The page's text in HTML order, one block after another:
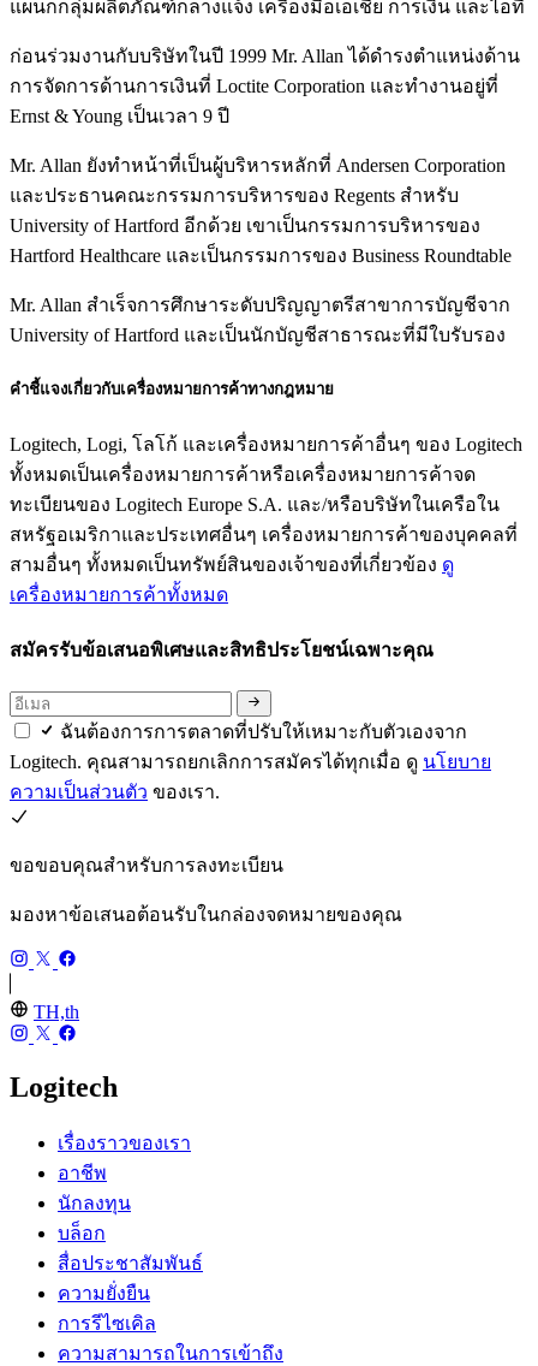
แผนกกลุ่มผลิตภัณฑ์กลางแจ้ง เครื่องมือเอเชีย การเงิน และไอที
ก่อนร่วมงานกับบริษัทในปี 1999 Mr. Allan ได้ดำรงตำแหน่งด้าน
การจัดการด้านการเงินที่ Loctite Corporation และทำงานอยู่ที่
Ernst & Young เป็นเวลา 9 ปี
Mr. Allan ยังทำหน้าที่เป็นผู้บริหารหลักที่ Andersen Corporation
และประธานคณะกรรมการบริหารของ Regents สำหรับ
University of Hartford อีกด้วย เขาเป็นกรรมการบริหารของ
Hartford Healthcare และเป็นกรรมการของ Business Roundtable
Mr. Allan สำเร็จการศึกษาระดับปริญญาตรีสาขาการบัญชีจาก
University of Hartford และเป็นนักบัญชีสาธารณะที่มีใบรับรอง
คำชี้แจงเกี่ยวกับเครื่องหมายการค้าทางกฎหมาย
Logitech, Logi, โลโก้ และเครื่องหมายการค้าอื่นๆ ของ Logitech
ทั้งหมดเป็นเครื่องหมายการค้าหรือเครื่องหมายการค้าจด
ทะเบียนของ Logitech Europe S.A. และ/หรือบริษัทในเครือใน
สหรัฐอเมริกาและประเทศอื่นๆ เครื่องหมายการค้าของบุคคลที่
สามอื่นๆ ทั้งหมดเป็นทรัพย์สินของเจ้าของที่เกี่ยวข้อง ดู
เครื่องหมายการค้าทั้งหมด
สมัครรับข้อเสนอพิเศษและสิทธิประโยชน์เฉพาะคุณ
ฉันต้องการการตลาดที่ปรับให้เหมาะกับตัวเองจาก
Logitech. คุณสามารถยกเลิกการสมัครได้ทุกเมื่อ ดู นโยบาย
ความเป็นส่วนตัว ของเรา.
ขอขอบคุณสำหรับการลงทะเบียน
มองหาข้อเสนอต้อนรับในกล่องจดหมายของคุณ
TH,th
Logitech
เรื่องราวของเรา
อาชีพ
นักลงทุน
บล็อก
สื่อประชาสัมพันธ์
ความยั่งยืน
การรีไซเคิล
ความสามารถในการเข้าถึง